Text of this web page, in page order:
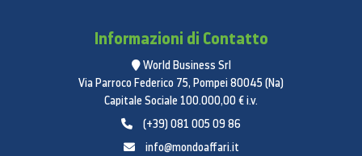
Informazioni di Contatto
World Business Srl
Via Parroco Federico 75, Pompei 80045 (Na)
Capitale Sociale 100.000,00 € i.v.
(+39) 081 005 09 86
info@mondoaffari.it